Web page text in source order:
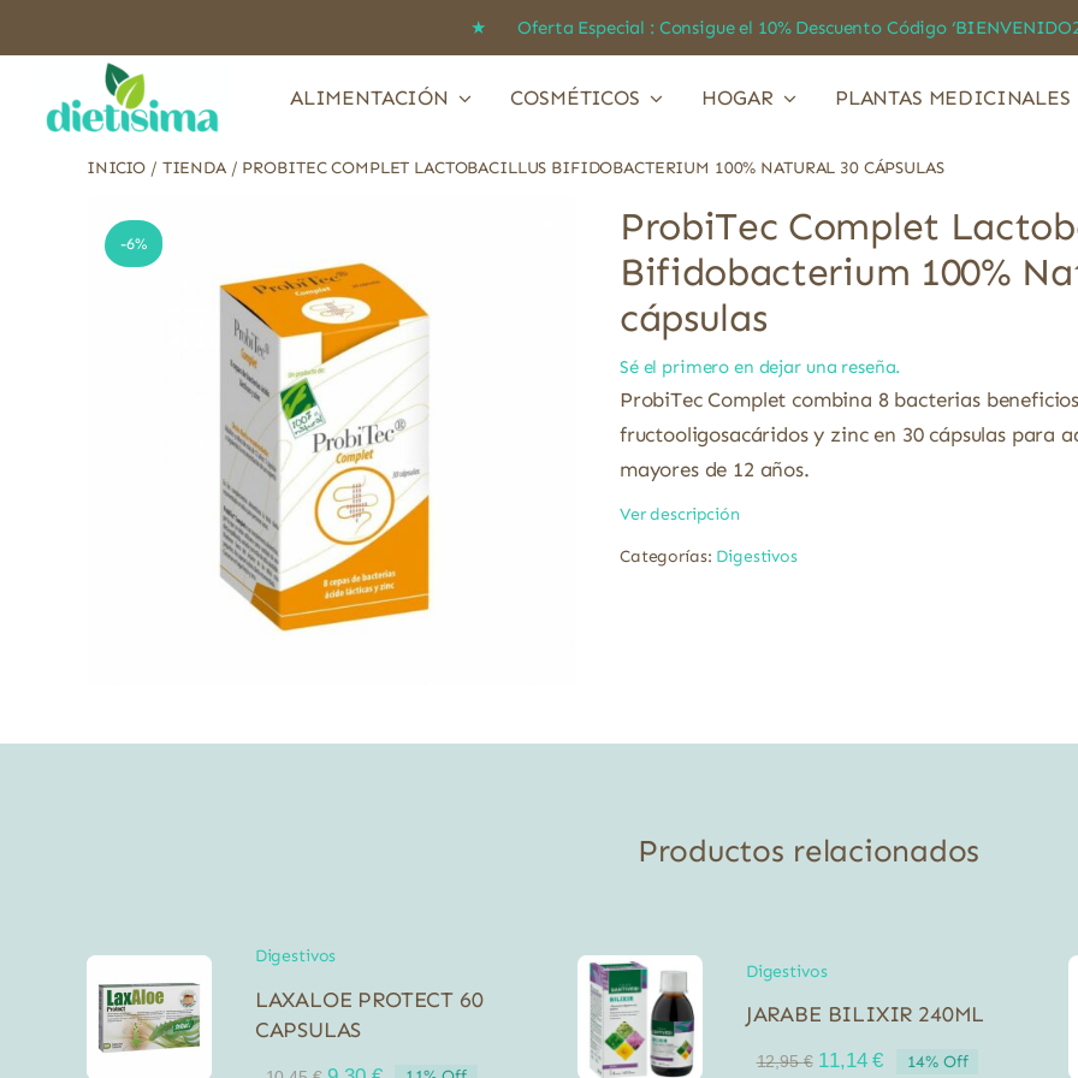
★ Oferta Especial : Consigue el 10% Descuento Código
ALIMENTACIÓN COSMÉTICOS HOGAR PLANTAS MEDICINALES
INICIO / TIENDA/ PROBITEC COMPLET LACTOBACILLUS BIFIDOBACTERIUM 100% NATURAL 30 CÁPSULAS
-6%
ProbiTec Complet
Bifidobacterium 100%
cápsulas
Sé el primero en dejar una reseña.
ProbiTec Complet combina 8 bacterias
fructooligosacáridos y zinc en 30 cápsulas para
mayores de 12 años.
Ver descripción
Categorías: Digestivos
Productos relacionados
Digestivos
LAXALOE PROTECT 60
CAPSULAS
Digestivos
JARABE BILIXIR 240ML
12,95€ El
11,14€El
14% Off